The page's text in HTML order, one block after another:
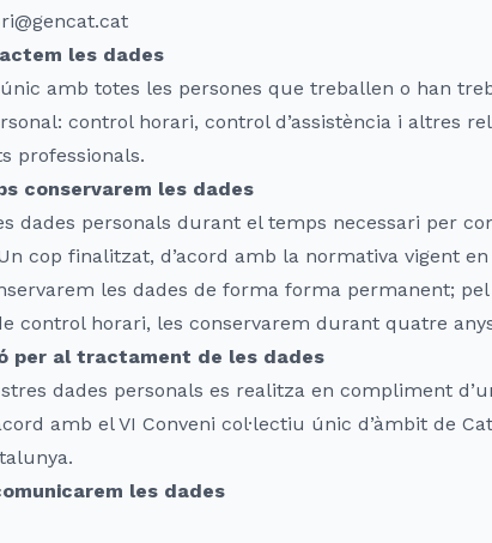
les dades
amb totes les persones que treballen o han
control horari, control d’assistència i altres
professionals.
conservarem les dades
dades personals durant el temps necessari per
cop finalitzat, d’acord amb la normativa vigent
les dades de forma forma permanent;
control horari, les conservarem durant quatre
per al tractament de les dades
dades personals es realitza en compliment
amb el VI Conveni col·lectiu únic d’àmbit de
les dades